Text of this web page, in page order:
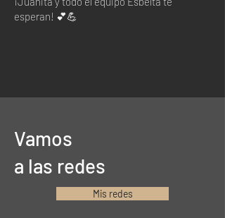
esperan! 💕💪
Vamos
a las redes
Mis redes